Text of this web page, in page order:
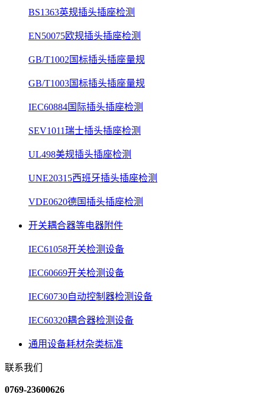
BS1363英规插头插座检测
EN50075欧规插头插座检测
GB/T1002国标插头插座量规
GB/T1003国标插头插座量规
IEC60884国际插头插座检测
SEV1011瑞士插头插座检测
UL498美规插头插座检测
UNE20315西班牙插头插座检测
VDE0620德国插头插座检测
开关耦合器等电器附件
IEC61058开关检测设备
IEC60669开关检测设备
IEC60730自动控制器检测设备
IEC60320耦合器检测设备
通用设备耗材杂类标准
联系我们
0769-23600626